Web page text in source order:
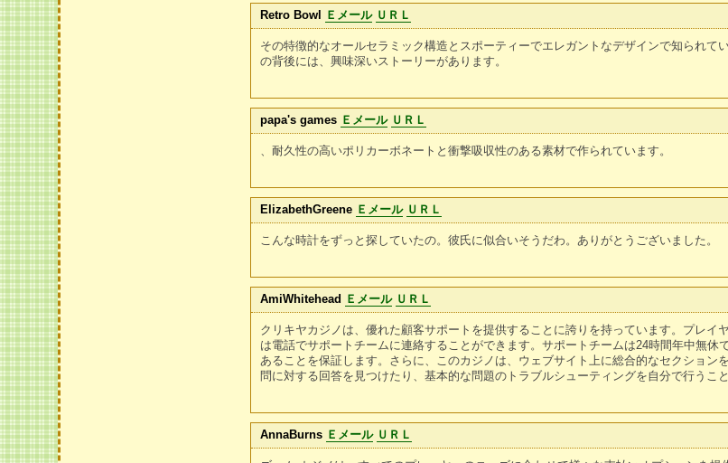
Retro Bowl Ｅメール ＵＲＬ
その特徴的なオールセラミック構造とスポーティーでエレガントなデザインで知られて
の背後には、興味深いストーリーがあります。
papa's games Ｅメール ＵＲＬ
、耐久性の高いポリカーボネートと衝撃吸収性のある素材で作られています。
ElizabethGreene Ｅメール ＵＲＬ
こんな時計をずっと探していたの。彼氏に似合いそうだわ。ありがとうございました。
AmiWhitehead Ｅメール ＵＲＬ
クリキヤカジノは、優れた顧客サポートを提供することに誇りを持っています。プレイ
は電話でサポートチームに連絡することができます。サポートチームは24時間年中無休
あることを保証します。さらに、このカジノは、ウェブサイト上に総合的なセクション
問に対する回答を見つけたり、基本的な問題のトラブルシューティングを自分で行うこと
AnnaBurns Ｅメール ＵＲＬ